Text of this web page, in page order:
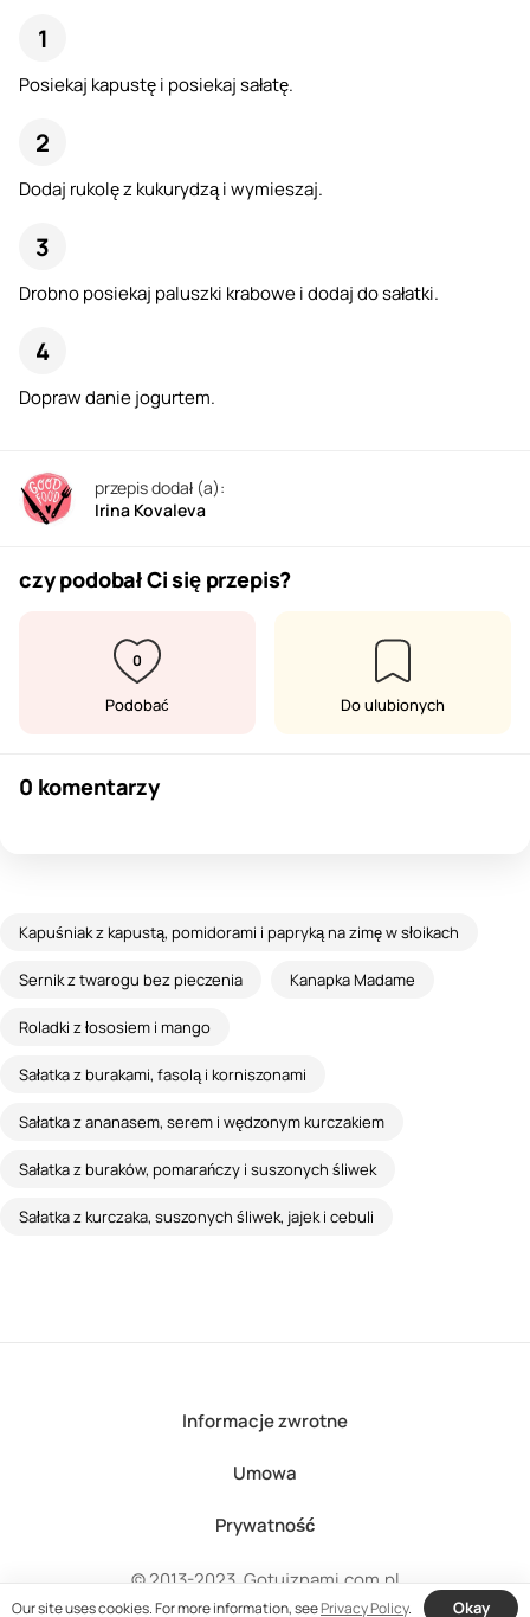
Posiekaj kapustę i posiekaj sałatę.
Dodaj rukolę z kukurydzą i wymieszaj.
Drobno posiekaj paluszki krabowe i dodaj do sałatki.
Dopraw danie jogurtem.
przepis dodał (a):
Irina Kovaleva
czy podobał Ci się przepis?
0
Podobać Do ulubionych
0 komentarzy
Kapuśniak z kapustą, pomidorami i papryką na zimę w słoikach
Sernik z twarogu bez pieczenia Kanapka Madame
Roladki z łososiem i mango
Sałatka z burakami, fasolą i korniszonami
Sałatka z ananasem, serem i wędzonym kurczakiem
Sałatka z buraków, pomarańczy i suszonych śliwek
Sałatka z kurczaka, suszonych śliwek, jajek i cebuli
© 2013-2023, Gotujznami.com.pl
Informacje zwrotne
Umowa
Prywatność
Our site uses cookies. For more information, seePrivacy Policy. Okay